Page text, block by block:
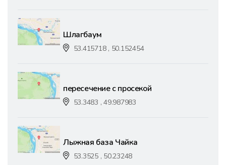
Шлагбаум
53.415718 , 50.152454
пересечение с просекой
53.3483 , 49.987983
Лыжная база Чайка
53.3525 , 50.23248